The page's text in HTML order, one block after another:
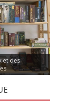
et des